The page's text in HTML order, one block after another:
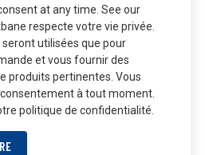
at any time. See our
respecte votre vie privée.
utilisées que pour
et vous fournir des
produits pertinentes. Vous
à tout moment.
politique de confidentialité.